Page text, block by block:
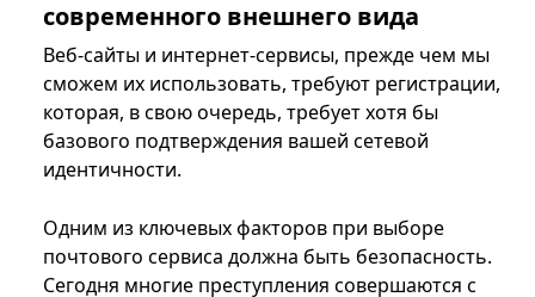
современного внешнего вида
Веб-сайты и интернет-сервисы, прежде чем мы
сможем их использовать, требуют регистрации,
которая, в свою очередь, требует хотя бы
базового подтверждения вашей сетевой
идентичности.
Одним из ключевых факторов при выборе
почтового сервиса должна быть безопасность.
Сегодня многие преступления совершаются с